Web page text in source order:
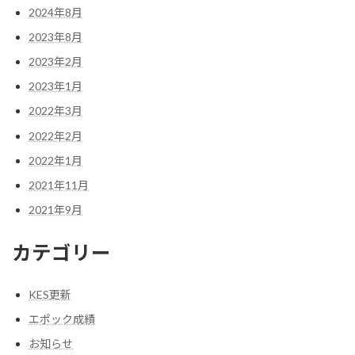
2024年8月
2023年8月
2023年2月
2023年1月
2022年3月
2022年2月
2022年1月
2021年11月
2021年9月
カテゴリー
KES更新
エポック成績
お知らせ